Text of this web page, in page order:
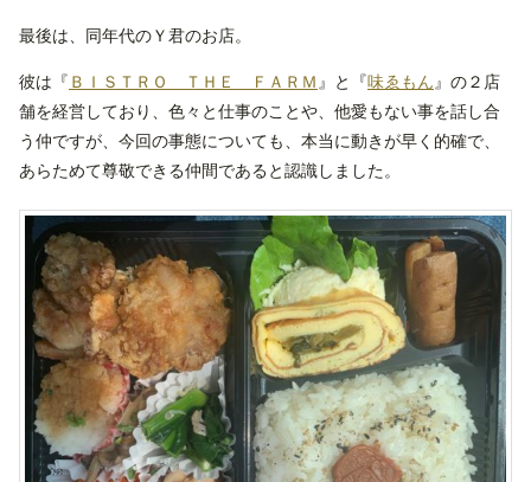
最後は、同年代のＹ君のお店。
彼は『 ＢＩＳＴＲＯ ＴＨＥ ＦＡＲＭ』と『味ゑもん』の２店
舗を経営しており、色々と仕事のことや、他愛もない事を話し合
う仲ですが、今回の事態についても、本当に動きが早く的確で、
あらためて尊敬できる仲間であると認識しました。